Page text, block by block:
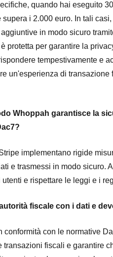
quando hai eseguito
supera i 2.000 euro. In tali
in modo sicuro
protetta per garantire la
tempestivamente e
un'esperienza di
Whoppah garantisce la
implementano rigide
e trasmessi in modo sicuro.
utenti e rispettare le leggi e i
fiscale con i dati e
conformità con le normative
transazioni fiscali e garantire